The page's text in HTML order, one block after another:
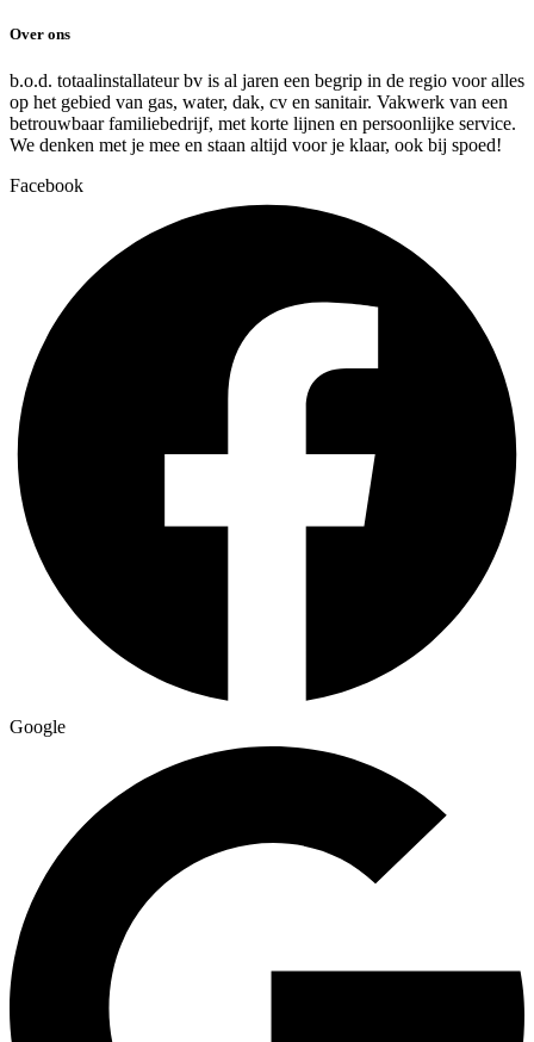
Over ons
b.o.d. totaalinstallateur bv is al jaren een begrip in de regio voor alles
op het gebied van gas, water, dak, cv en sanitair. Vakwerk van een
betrouwbaar familiebedrijf, met korte lijnen en persoonlijke service.
We denken met je mee en staan altijd voor je klaar, ook bij spoed!
Facebook
Google